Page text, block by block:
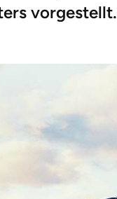
vorgestellt.